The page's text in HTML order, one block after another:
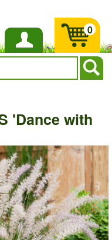
Anmelden
0
'Dance with